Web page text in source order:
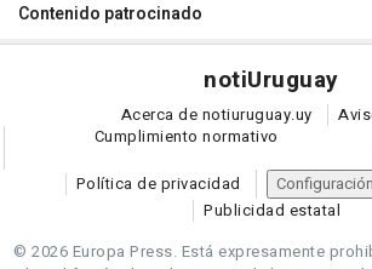
Contenido patrocinado
notiUruguay
Acerca de notiuruguay.uy
Cumplimiento normativo
Política de privacidad
Publicidad estatal
© 2026 Europa Press. Está expresamente